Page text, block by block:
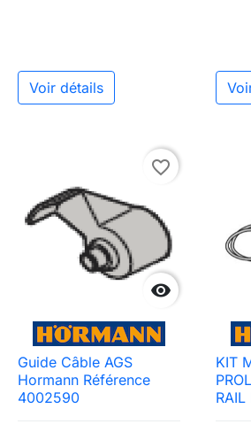
Voir détails

favorite_border
Guide Câble AGS
Hormann Référence
4002590
KIT
RAIL